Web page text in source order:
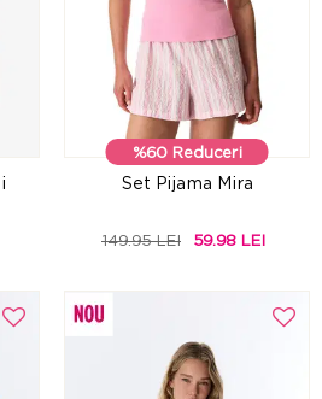
%60 Reduceri
Set Pijama Mira
149.95 LEI 59.98 LEI